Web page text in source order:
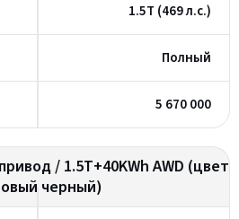
1.5T (469 л.с.)
Полный
5 670 000
/ 1.5T+40KWh AWD (цвет
черный)